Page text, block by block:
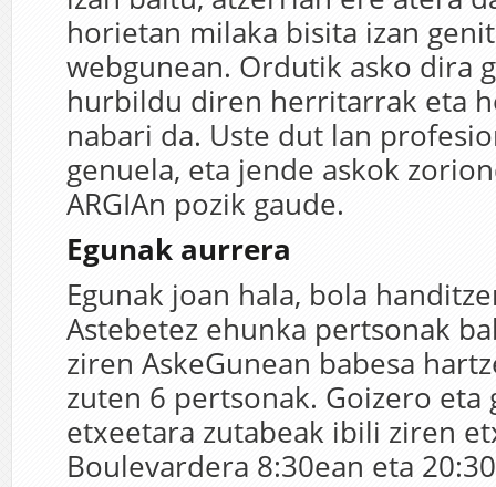
horietan milaka bisita izan
webgunean. Ordutik asko dira
hurbildu diren herritarrak eta
nabari da. Uste dut lan
genuela, eta jende askok
ARGIAn pozik gaude.
Egunak aurrera
Egunak joan hala, bola
Astebetez ehunka pertsonak
ziren AskeGunean babesa
zuten 6 pertsonak. Goizero eta
etxeetara zutabeak ibili ziren
Boulevardera 8:30ean eta